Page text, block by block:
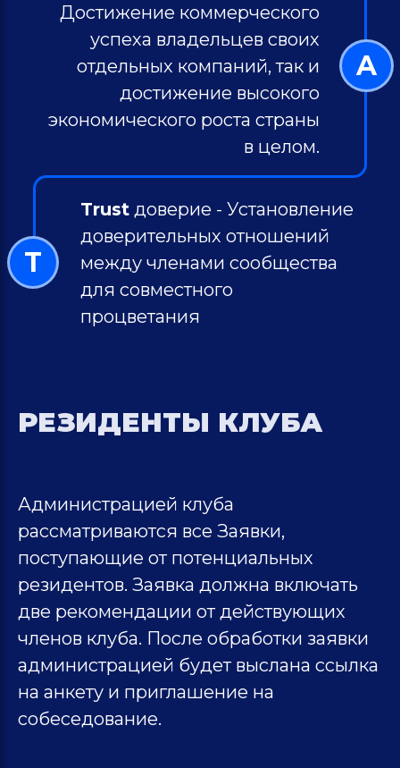
Достижение коммерческого
успеха владельцев своих
отдельных компаний, так и
достижение высокого
экономического роста страны
в целом.
A
T
Trustдоверие - Установление
доверительных отношений
между членами сообщества
для совместного
процветания
РЕЗИДЕНТЫ КЛУБА
Администрацией клуба
рассматриваются все Заявки,
поступающие от потенциальных
резидентов. Заявка должна включать
две рекомендации от действующих
членов клуба. После обработки заявки
администрацией будет выслана ссылка
на анкету и приглашение на
собеседование.